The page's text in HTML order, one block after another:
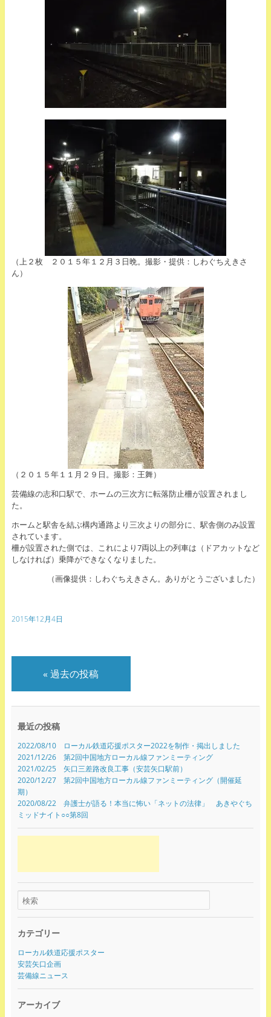
（上２枚 ２０１５年１２月３日晩。撮影・提供：しわぐちえきさ
ん）
（２０１５年１１月２９日。撮影：王舞）
芸備線の志和口駅で、ホームの三次方に転落防止柵が設置されまし
た。
ホームと駅舎を結ぶ構内通路より三次よりの部分に、駅舎側のみ設置
されています。
柵が設置された側では、これにより7両以上の列車は（ドアカットなど
しなければ）乗降ができなくなりました。
（画像提供：しわぐちえきさん。ありがとうございました）
2015年12月4日
« 過去の投稿
最近の投稿
2022/08/10 ローカル鉄道応援ポスター2022を制作・掲出しました
2021/12/26 第2回中国地方ローカル線ファンミーティング
2021/02/25 矢口三差路改良工事（安芸矢口駅前）
2020/12/27 第2回中国地方ローカル線ファンミーティング（開催延
期）
2020/08/22 弁護士が語る！本当に怖い「ネットの法律」 あきやぐち
ミッドナイト○○第8回
カテゴリー
ローカル鉄道応援ポスター
安芸矢口企画
芸備線ニュース
アーカイブ